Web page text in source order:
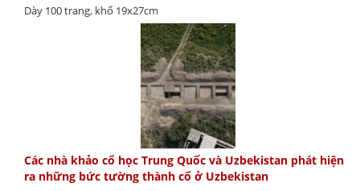
Dày 100 trang, khổ 19x27cm
Các nhà khảo cổ học Trung Quốc và Uzbekistan phát hiện
ra những bức tường thành cổ ở Uzbekistan